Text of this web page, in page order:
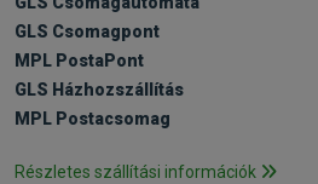
GLS Csomagpont
MPL PostaPont
GLS Házhozszállítás
MPL Postacsomag
Részletes szállítási információk